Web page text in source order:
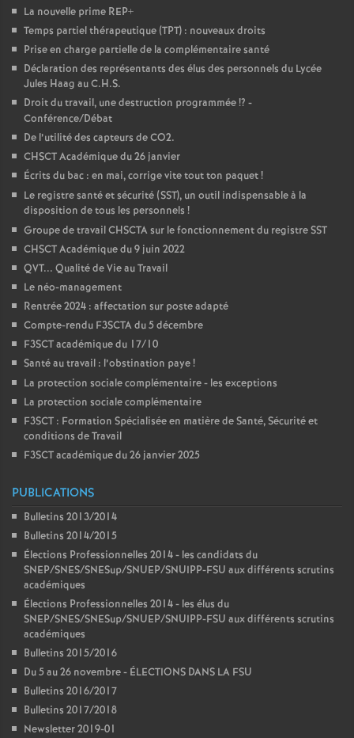
La nouvelle prime REP+
Temps partiel thérapeutique (TPT) : nouveaux droits
Prise en charge partielle de la complémentaire santé
Déclaration des représentants des élus des personnels du Lycée
Jules Haag au C.H.S.
Droit du travail, une destruction programmée!? -
Conférence/Débat
De l’utilité des capteurs de CO2.
CHSCT Académique du 26 janvier
Écrits du bac : en mai, corrige vite tout ton paquet!
Le registre santé et sécurité (SST), un outil indispensable à la
disposition de tous les personnels !
Groupe de travail CHSCTA sur le fonctionnement du registre SST
CHSCT Académique du 9 juin 2022
QVT... Qualité de Vie au Travail
Le néo-management
Rentrée 2024 : affectation sur poste adapté
Compte-rendu F3SCTA du 5 décembre
F3SCT académique du 17/10
Santé au travail : l’obstination paye!
La protection sociale complémentaire - les exceptions
La protection sociale complémentaire
F3SCT : Formation Spécialisée en matière de Santé, Sécurité et
conditions de Travail
F3SCT académique du 26 janvier 2025
PUBLICATIONS
Bulletins 2013/2014
Bulletins 2014/2015
Élections Professionnelles 2014 - les candidats du
SNEP/SNES/SNESup/SNUEP/SNUIPP-FSU aux différents scrutins
académiques
Élections Professionnelles 2014 - les élus du
SNEP/SNES/SNESup/SNUEP/SNUIPP-FSU aux différents scrutins
académiques
Bulletins 2015/2016
Du 5 au 26 novembre - ÉLECTIONS DANS LA FSU
Bulletins 2016/2017
Bulletins 2017/2018
Newsletter 2019-01